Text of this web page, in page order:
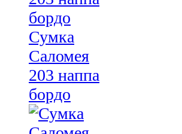
Сумка
Саломея
203 наппа
бордо